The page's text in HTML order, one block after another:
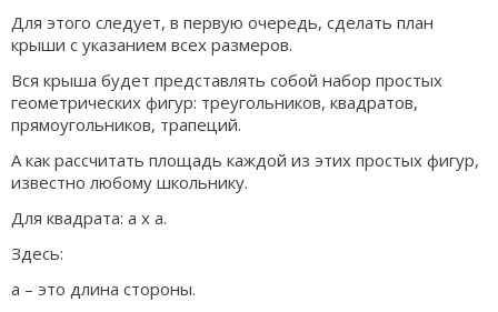
Для этого следует, в первую очередь, сделать план
крыши с указанием всех размеров.
Вся крыша будет представлять собой набор простых
геометрических фигур: треугольников, квадратов,
прямоугольников, трапеций.
А как рассчитать площадь каждой из этих простых фигур,
известно любому школьнику.
Для квадрата: а х а.
Здесь:
а – это длина стороны.